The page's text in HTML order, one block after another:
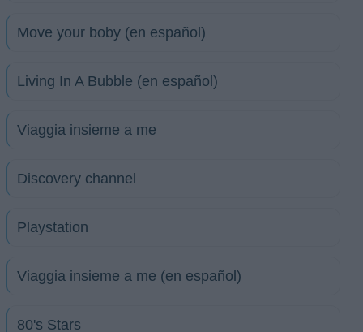
Move your boby (en español)
Living In A Bubble (en español)
Viaggia insieme a me
Discovery channel
Playstation
Viaggia insieme a me (en español)
80's Stars